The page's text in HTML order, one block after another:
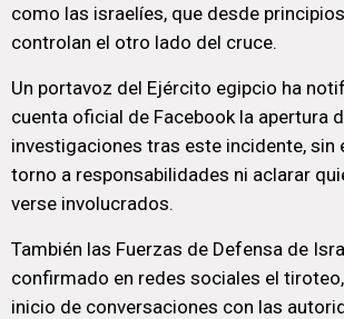
como las israelíes, que desde
controlan el otro lado del cruce.
Un portavoz del Ejército egipcio ha
cuenta oficial de Facebook la apertura
investigaciones tras este incidente, sin
torno a responsabilidades ni aclarar
verse involucrados.
También las Fuerzas de Defensa de
confirmado en redes sociales el
inicio de conversaciones con las